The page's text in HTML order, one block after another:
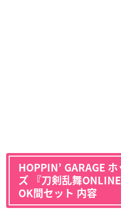
HOPPIN’ GARAGE
ズ 『刀剣乱舞
OK間セット 内容